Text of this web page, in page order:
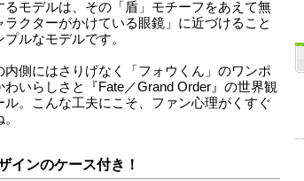
るモデルは、その「盾」モチーフをあえて無
ラクターがかけている眼鏡」に近づけること
ルなモデルです。
内側にはさりげなく「フォウくん」のワンポ
わいらしさと『Fate／Grand Order』の世界観
ル。こんな工夫にこそ、ファン心理がくすぐ
インのケース付き！